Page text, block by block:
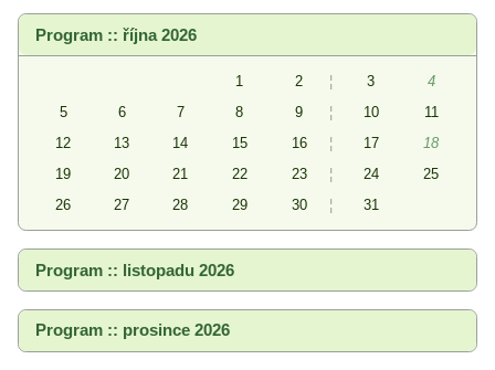
Program :: října 2026
1 2 ¦ 3
4
5
6 7 8 9 ¦ 10
11
12
13 14 15 16 ¦ 17
18
19
20 21 22 23 ¦ 24
25
26
27 28 29 30 ¦ 31
Program :: listopadu 2026
Program :: prosince 2026